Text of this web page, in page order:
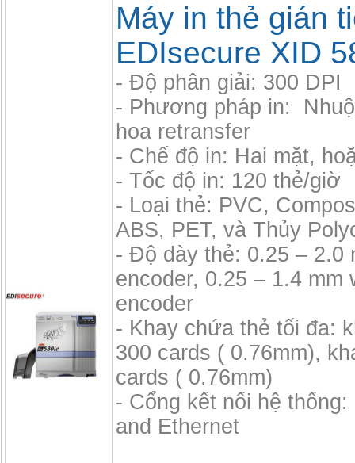
Máy in thẻ gián
EDIsecure XID
- Độ phân giải: 300 DPI
- Phương pháp in:
hoa retransfer
- Chế độ in: Hai mặt,
- Tốc độ in: 120 thẻ/giờ
- Loại thẻ: PVC,
ABS, PET, và Thủy
- Độ dày thẻ: 0.25 – 2.0
encoder, 0.25 – 1.4 mm
encoder
- Khay chứa thẻ tối đa:
300 cards ( 0.76mm),
cards ( 0.76mm)
- Cổng kết nối hệ thống:
and Ethernet